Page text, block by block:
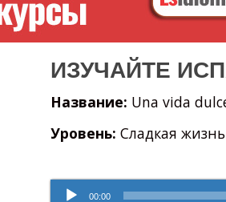
ИЗУЧАЙТЕ
Название: Una vida
Уровень: Сладкая жизнь
Аудиоплеер
00:00